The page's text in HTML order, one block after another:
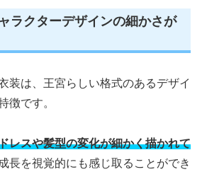
ラクターデザインの細かさが
装は、王宮らしい格式のあるデザイ
徴です。
レスや髪型の変化が細かく描かれて
長を視覚的にも感じ取ることができ